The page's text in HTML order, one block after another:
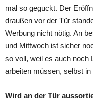
mal so geguckt. Der
draußen vor der Tür
Werbung nicht nötig. An
und Mittwoch ist sicher
so voll, weil es auch noch
arbeiten müssen, selbst in
Wird an der Tür